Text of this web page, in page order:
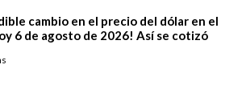
cambio en el precio del dólar en el
6 de agosto de 2026! Así se cotizó